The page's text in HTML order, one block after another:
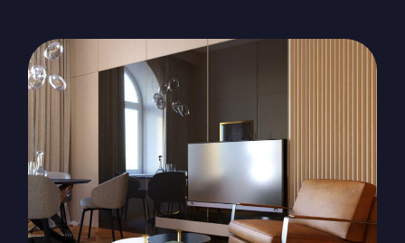
О КОМПАНИИ
КОНТАКТЫ
БЛОГ
RU UK
+380671500551